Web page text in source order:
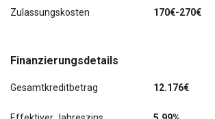
Zentralverriegelung mit Fernbedienung
Zulassungskosten 170€-270€
Finanzierungsdetails
Gesamtkreditbetrag 12.176€